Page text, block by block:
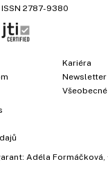
ISSN 2787-9380
Kariéra
Newsletter
Adéla Formáčková